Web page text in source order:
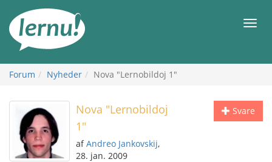
indholdet
Forum Nyheder Nova "Lernobildoj 1"
Svare
Nova "Lernobildoj
1"
afAndreo Jankovskij,
28. jan. 2009